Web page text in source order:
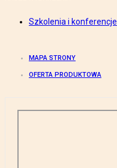
Szkolenia i konferencje
MAPA STRONY
OFERTA PRODUKTOWA